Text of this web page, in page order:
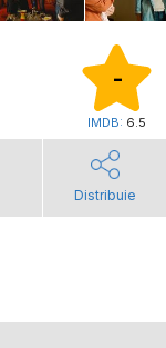
-
IMDB: 6.5
Distribuie